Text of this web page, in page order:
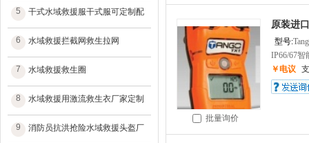
5 干式水域救援服干式服可定制配
6 水域救援拦截网救生拉网
7 水域救援救生圈
8 水域救援用激流救生衣厂家定制
9 消防员抗洪抢险水域救援头盔厂
批量询价
原装进
型号:
IP66/67智
￥电议